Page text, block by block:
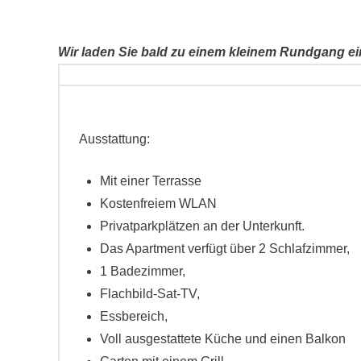
Wir laden Sie bald zu einem kleinem Rundgang
Ausstattung:
Mit einer Terrasse
Kostenfreiem WLAN
Privatparkplätzen an der Unterkunft.
Das Apartment verfügt über 2 Schlafzimmer,
1 Badezimmer,
Flachbild-Sat-TV,
Essbereich,
Voll ausgestattete Küche und einen Balkon